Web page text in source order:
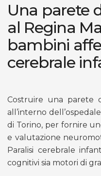
Una parete
al Regina
bambini
cerebrale
Costruire una parete
all’interno
di Torino, per fornire
e valutazione
Paralisi cerebrale
cognitivi sia motori di